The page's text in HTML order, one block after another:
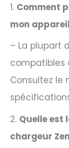
1. Comment
mon
– La plupart
compatibles
Consultez le
2. Quelle est
chargeur